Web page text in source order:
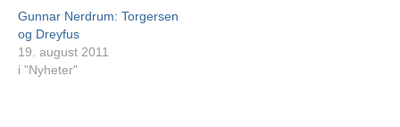
Gunnar Nerdrum: Torgersen
og Dreyfus
19. august 2011
i "Nyheter"